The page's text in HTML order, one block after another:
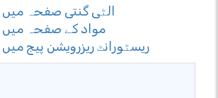
- الٹی گنتی صفحہ
- مواد کے صفحہ میں
- ریسٹورانٹ ریزرویشن پیج